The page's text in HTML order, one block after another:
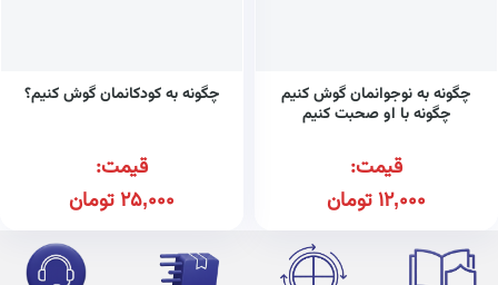
چگونه به نوجوانمان گوش کنیم
چگونه با او صحبت کنیم
قیمت:
12,000تومان
چگونه به کودکانمان گوش کنیم؟
قیمت:
25,000تومان